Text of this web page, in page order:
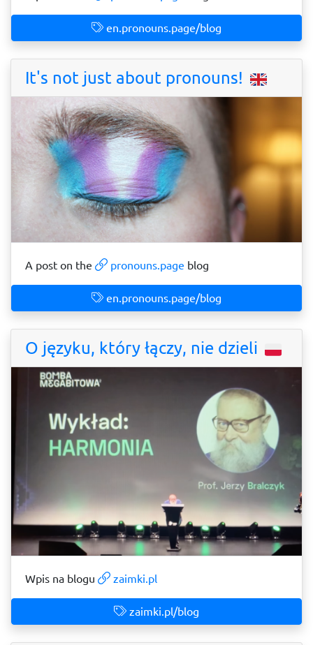
en.pronouns.page/blog
It's not just about pronouns!
A post on the pronouns.page blog
en.pronouns.page/blog
O języku, który łączy, nie dzieli
Wpis na blogu zaimki.pl
zaimki.pl/blog